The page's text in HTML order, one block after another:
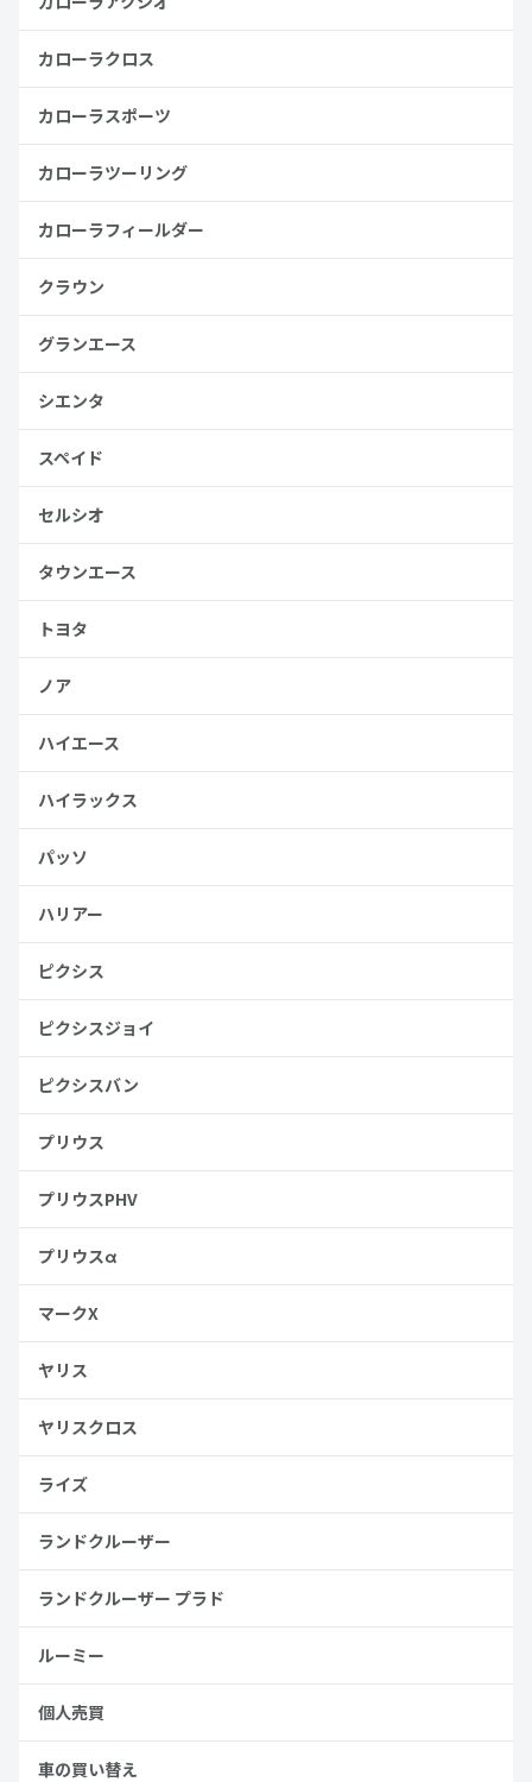
カローラクロス
カローラスポーツ
カローラツーリング
カローラフィールダー
クラウン
グランエース
シエンタ
スペイド
セルシオ
タウンエース
トヨタ
ノア
ハイエース
ハイラックス
パッソ
ハリアー
ピクシス
ピクシスジョイ
ピクシスバン
プリウス
プリウスPHV
プリウスα
マークX
ヤリス
ヤリスクロス
ライズ
ランドクルーザー
ランドクルーザー プラド
ルーミー
個人売買
車の買い替え